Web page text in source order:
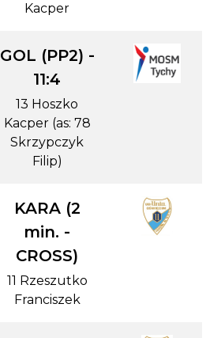
Kacper
GOL (PP2) -
11:4
13 Hoszko
Kacper (as: 78
Skrzypczyk
Filip)
KARA (2
min. -
CROSS)
11 Rzeszutko
Franciszek